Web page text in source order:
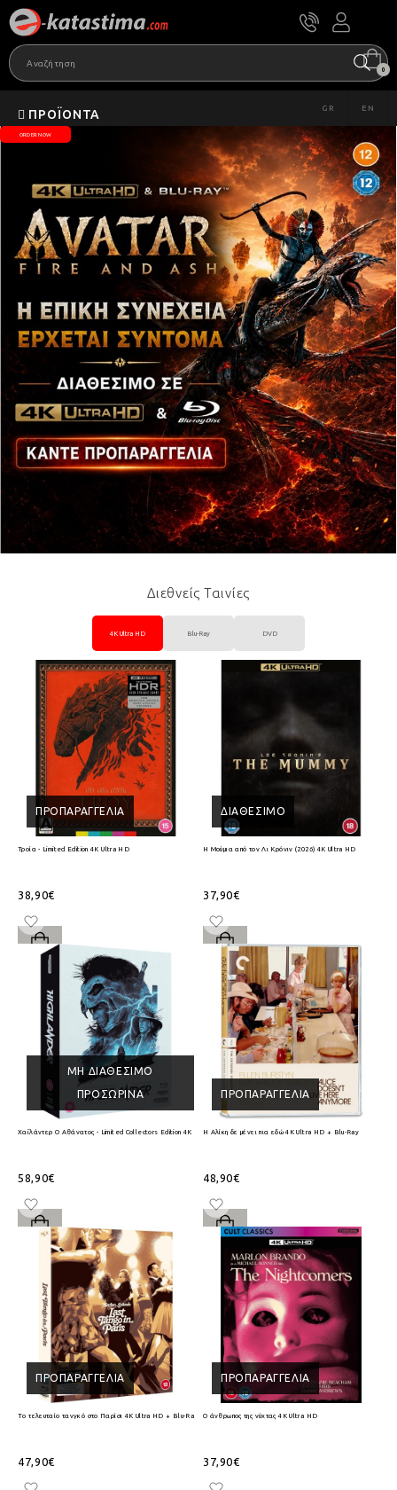
0
ΠΡΟΪΌΝΤΑ GR EN
ORDER NOW
Διεθνείς Ταινίες
4K Ultra HD Blu-Ray DVD
ΠΡΟΠΑΡΑΓΓΕΛΊΑ
Τροία - Limited Edition 4K Ultra HD
38,90€
ΔΙΑΘΈΣΙΜΟ
Η Μούμια από τον Λι Κρόνιν (2026) 4K Ultra HD
37,90€
ΜΗ ΔΙΑΘΈΣΙΜΟ
ΠΡΟΣΩΡΙΝΆ
Χαϊλάντερ Ο Αθάνατος - Limited Collectors Edition 4K Ultra HD + Blu-Ray
58,90€
ΠΡΟΠΑΡΑΓΓΕΛΊΑ
Η Αλίκη δε μένει πια εδώ 4K Ultra HD + Blu-Ray
48,90€
ΠΡΟΠΑΡΑΓΓΕΛΊΑ
Το τελευταίο τανγκό στο Παρίσι 4K Ultra HD + Blu-Ray
47,90€
ΠΡΟΠΑΡΑΓΓΕΛΊΑ
Ο άνθρωπος της νύχτας 4K Ultra HD
37,90€